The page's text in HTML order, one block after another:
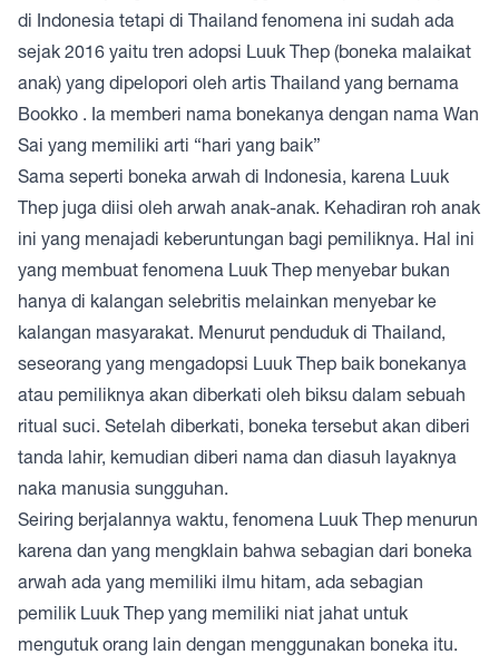
di Indonesia tetapi di Thailand fenomena ini sudah ada
sejak 2016 yaitu tren adopsi Luuk Thep (boneka malaikat
anak) yang dipelopori oleh artis Thailand yang bernama
Bookko . Ia memberi nama bonekanya dengan nama Wan
Sai yang memiliki arti “hari yang baik”
Sama seperti boneka arwah di Indonesia, karena Luuk
Thep juga diisi oleh arwah anak-anak. Kehadiran roh anak
ini yang menajadi keberuntungan bagi pemiliknya. Hal ini
yang membuat fenomena Luuk Thep menyebar bukan
hanya di kalangan selebritis melainkan menyebar ke
kalangan masyarakat. Menurut penduduk di Thailand,
seseorang yang mengadopsi Luuk Thep baik bonekanya
atau pemiliknya akan diberkati oleh biksu dalam sebuah
ritual suci. Setelah diberkati, boneka tersebut akan diberi
tanda lahir, kemudian diberi nama dan diasuh layaknya
naka manusia sungguhan.
Seiring berjalannya waktu, fenomena Luuk Thep menurun
karena dan yang mengklain bahwa sebagian dari boneka
arwah ada yang memiliki ilmu hitam, ada sebagian
pemilik Luuk Thep yang memiliki niat jahat untuk
mengutuk orang lain dengan menggunakan boneka itu.